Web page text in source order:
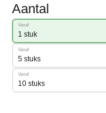
Aantal
Vanaf
1 stuk
Vanaf
5 stuks
Vanaf
10 stuks